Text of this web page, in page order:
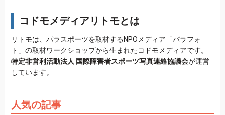
コドモメディアリトモとは
リトモは、パラスポーツを取材するNPOメディア「パラフォ
ト」の取材ワークショップから生まれたコドモメディアです。
特定非営利活動法人 国際障害者スポーツ写真連絡協議会が運営
しています。
人気の記事